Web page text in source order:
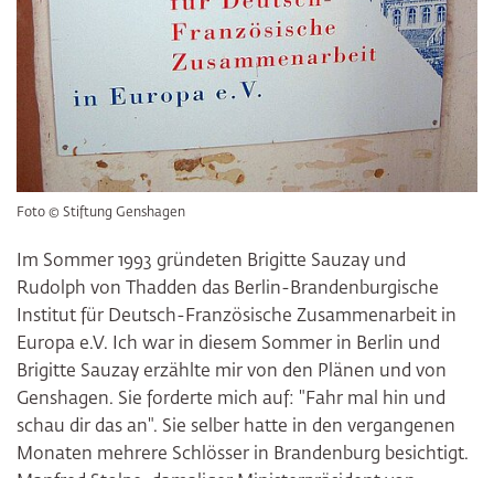
Foto © Stiftung Genshagen
Im Sommer 1993 gründeten Brigitte Sauzay und
Rudolph von Thadden das Berlin-Brandenburgische
Institut für Deutsch-Französische Zusammenarbeit in
Europa e.V. Ich war in diesem Sommer in Berlin und
Brigitte Sauzay erzählte mir von den Plänen und von
Genshagen. Sie forderte mich auf: "Fahr mal hin und
schau dir das an". Sie selber hatte in den vergangenen
Monaten mehrere Schlösser in Brandenburg besichtigt.